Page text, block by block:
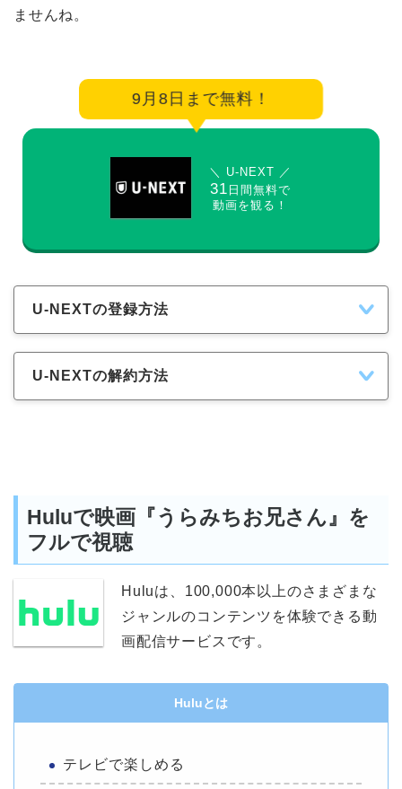
ませんね。
9月8日まで無料！
＼ U-NEXT ／
31 日間無料で
動画を観る！
U-NEXTの登録方法
U-NEXTの解約方法
Huluで映画『うらみちお兄さん』を
フルで視聴
Huluは、100,000本以上のさまざまな
ジャンルのコンテンツを体験できる動
画配信サービスです。
Huluとは
テレビで楽しめる